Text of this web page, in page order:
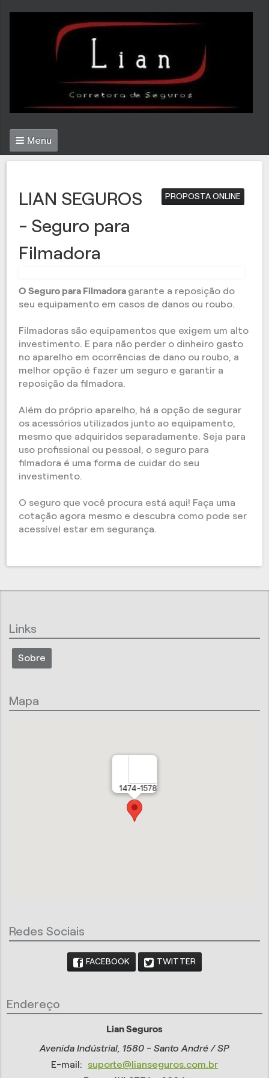
Menu
PROPOSTA ONLINE
LIAN SEGUROS
- Seguro para
Filmadora
O Seguro para Filmadora garante a reposição do
seu equipamento em casos de danos ou roubo.
Filmadoras são equipamentos que exigem um alto
investimento. E para não perder o dinheiro gasto
no aparelho em ocorrências de dano ou roubo, a
melhor opção é fazer um seguro e garantir a
reposição da filmadora.
Além do próprio aparelho, há a opção de segurar
os acessórios utilizados junto ao equipamento,
mesmo que adquiridos separadamente. Seja para
uso profissional ou pessoal, o seguro para
filmadora é uma forma de cuidar do seu
investimento.
O seguro que você procura está aqui! Faça uma
cotação agora mesmo e descubra como pode ser
acessível estar em segurança.
Links
Sobre
Mapa
1474-1578
Redes Sociais
FACEBOOK TWITTER
Endereço
Lian Seguros
Avenida Indústrial, 1580 - Santo André / SP
E-mail:
suporte@lianseguros.com.br